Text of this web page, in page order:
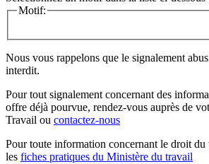
Motif:
Nous vous rappelons que le signalement
interdit.
Pour tout signalement concernant des
offre déjà pourvue, rendez-vous auprès de
Travail ou contactez-nous
Pour toute information concernant le droit du
les fiches pratiques du Ministère du travail